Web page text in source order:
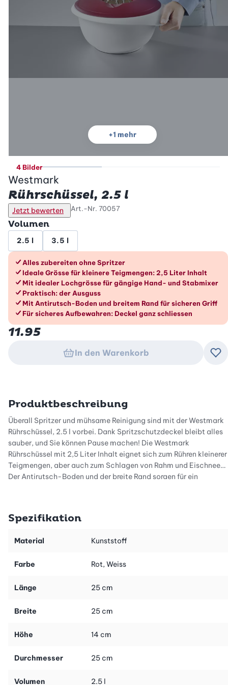
+1 mehr
4 Bilder
Westmark
Rührschüssel, 2.5 l
Jetzt bewerten Art.-Nr. 70057
Volumen
2.5 l 3.5 l
Die Vorteile im Überblick
Alles zubereiten ohne Spritzer
Ideale Grösse für kleinere Teigmengen: 2,5 Liter Inhalt
Mit idealer Lochgrösse für gängige Hand- und Stabmixer
Praktisch: der Ausguss
Mit Antirutsch-Boden und breitem Rand für sicheren Griff
Für sicheres Aufbewahren: Deckel ganz schliessen
11.95
In den Warenkorb
Produktbeschreibung
Überall Spritzer und mühsame Reinigung sind mit der Westmark
Rührschüssel, 2.5 l vorbei. Dank Spritzschutzdeckel bleibt alles
sauber, und Sie können Pause machen! Die Westmark
Rührschüssel mit 2,5 Liter Inhalt eignet sich zum Rühren kleinerer
Teigmengen, aber auch zum Schlagen von Rahm und Eischnee.
Der Antirutsch-Boden und der breite Rand sorgen für ein
Stabmixer abgestimmt. Für die sichere Aufbewahrung im
geschlossen.
Spezifikation
Material Kunststoff
Farbe Rot, Weiss
Länge 25 cm
Breite 25 cm
Höhe 14 cm
Durchmesser 25 cm
Volumen 2.5 l